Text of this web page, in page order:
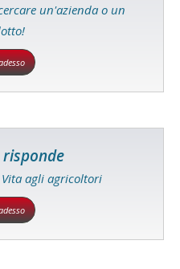
un'azienda o un
risponde
agli agricoltori